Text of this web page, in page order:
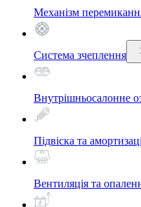
Механізм
Система зчеплення
Внутрішньосалонне
Підвіска та
Вентиляція та